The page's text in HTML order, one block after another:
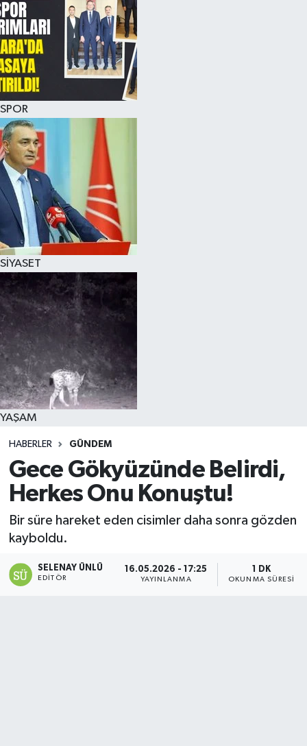
SPOR
SİYASET
YAŞAM
HABERLER GÜNDEM
Gece Gökyüzünde Belirdi,
Herkes Onu Konuştu!
Bir süre hareket eden cisimler daha sonra gözden
kayboldu.
SELENAY ÜNLÜ
EDITÖR
16.05.2026 - 17:25
YAYINLANMA
1 DK
OKUNMA SÜRESI